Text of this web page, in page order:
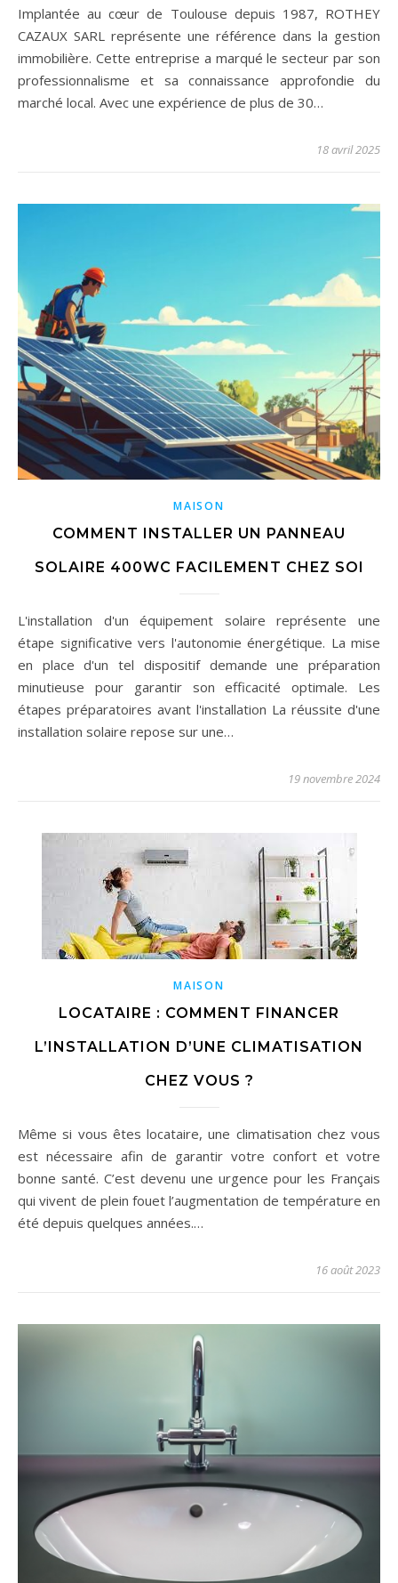
Implantée au cœur de Toulouse depuis 1987, ROTHEY
CAZAUX SARL représente une référence dans la gestion
immobilière. Cette entreprise a marqué le secteur par son
professionnalisme et sa connaissance approfondie du
marché local. Avec une expérience de plus de 30…
18 avril 2025
MAISON
COMMENT INSTALLER UN PANNEAU
SOLAIRE 400WC FACILEMENT CHEZ SOI
L'installation d'un équipement solaire représente une
étape significative vers l'autonomie énergétique. La mise
en place d'un tel dispositif demande une préparation
minutieuse pour garantir son efficacité optimale. Les
étapes préparatoires avant l'installation La réussite d'une
installation solaire repose sur une…
19 novembre 2024
MAISON
LOCATAIRE : COMMENT FINANCER
L’INSTALLATION D’UNE CLIMATISATION
CHEZ VOUS ?
Même si vous êtes locataire, une climatisation chez vous
est nécessaire afin de garantir votre confort et votre
bonne santé. C’est devenu une urgence pour les Français
qui vivent de plein fouet l’augmentation de température en
été depuis quelques années.…
16 août 2023